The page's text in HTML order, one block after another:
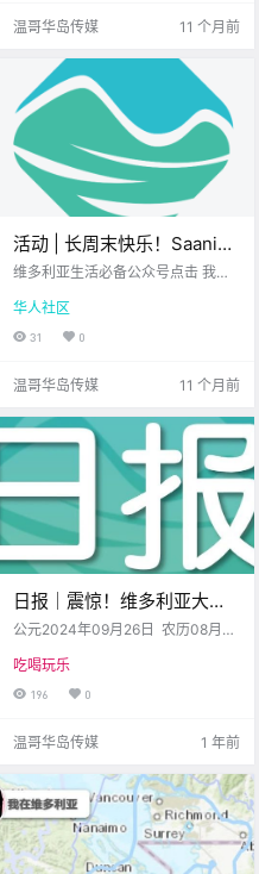
温哥华岛传媒 11 个月前
活动 | 长周末快乐！Saanich
Fair、艺穗节、加勒比狂欢
嗨翻维多利亚！
维多利亚生活必备公众号点击 我在
想一直在你身边您值得信赖的地产
经纪 夏天的尾巴 总要用点热闹来收
尾 这个Labour Day长周末 维多利亚
管是想去市.
华人社区
31 0
温哥华岛传媒 11 个月前
日报｜震惊！维多利亚大型
盗窃案嫌疑人落网，一下午
公元2024年09月26日 农历08月
黄历 > 维多利亚本周气象预报（华
吃喝玩乐
196 0
温哥华岛传媒 1 年前